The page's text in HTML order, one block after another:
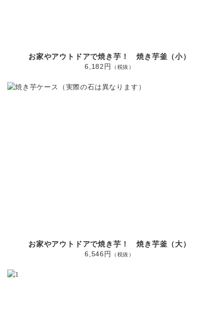
お家やアウトドアで焼き芋！ 焼き芋釜（小）
6,182円
（税抜）
お家やアウトドアで焼き芋！ 焼き芋釜（大）
6,546円
（税抜）